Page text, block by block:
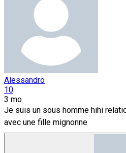
Alessandro
10
3 mo
Je suis un sous homme hihi
avec une fille mignonne